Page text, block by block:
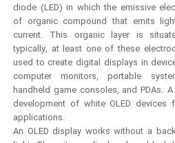
diode (LED) in which the emissive
of organic compound that emits
current. This organic layer is
typically, at least one of these
used to create digital displays in
computer monitors, portable
handheld game consoles, and PDAs.
development of white OLED
applications.
An OLED display works without a